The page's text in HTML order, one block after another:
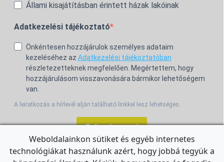
Állami kisajátításban érintett házak lakóinak
Adatkezelési tájékoztató
Önkéntesen hozzájárulok személyes adataim
kezeléséhez az Adatkezelési tájékoztatóban
részletezetteknek megfelelően. Megértettem, hogy
hozzájárulásom visszavonására bármikor lehetőségem
van.
A leiratkozás a hírlevél alján található linkkel lesz lehetséges.
Feliratkozom!
Weboldalainkon sütiket és egyéb internetes
technológiákat használunk azért, hogy jobbá tegyük a